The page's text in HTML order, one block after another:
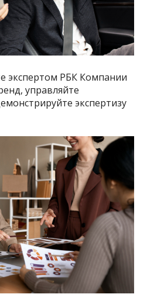
экспертом РБК Компании
управляйте
экспертизу